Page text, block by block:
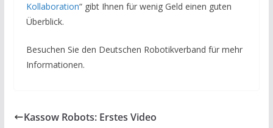
Kollaboration“ gibt Ihnen für wenig Geld einen guten
Überblick.
Besuchen Sie den Deutschen Robotikverband für mehr
Informationen.
Kassow Robots: Erstes Video